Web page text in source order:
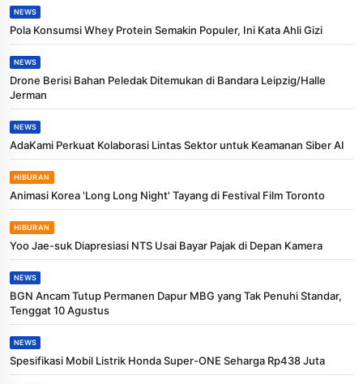
NEWS
Pola Konsumsi Whey Protein Semakin Populer, Ini Kata Ahli Gizi
NEWS
Drone Berisi Bahan Peledak Ditemukan di Bandara Leipzig/Halle
Jerman
NEWS
AdaKami Perkuat Kolaborasi Lintas Sektor untuk Keamanan Siber AI
HIBURAN
Animasi Korea 'Long Long Night' Tayang di Festival Film Toronto
HIBURAN
Yoo Jae-suk Diapresiasi NTS Usai Bayar Pajak di Depan Kamera
NEWS
BGN Ancam Tutup Permanen Dapur MBG yang Tak Penuhi Standar,
Tenggat 10 Agustus
NEWS
Spesifikasi Mobil Listrik Honda Super-ONE Seharga Rp438 Juta